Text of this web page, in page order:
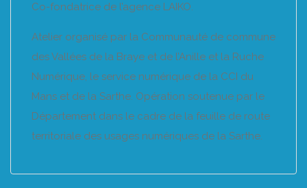
Co-fondatrice de l’agence LAIKO.
Atelier organisé par la Communauté de commune
des Vallées de la Braye et de l’Anille et la Ruche
Numérique, le service numérique de la CCI du
Mans et de la Sarthe. Opération soutenue par le
Département dans le cadre de la feuille de route
territoriale des usages numériques de la Sarthe.